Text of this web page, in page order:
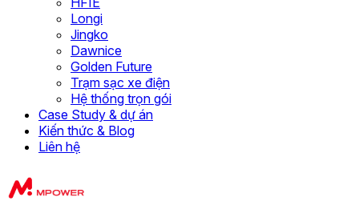
Longi
Jingko
Dawnice
Golden Future
Trạm sạc xe điện
Hệ thống trọn gói
Case Study & dự án
Kiến thức & Blog
Liên hệ